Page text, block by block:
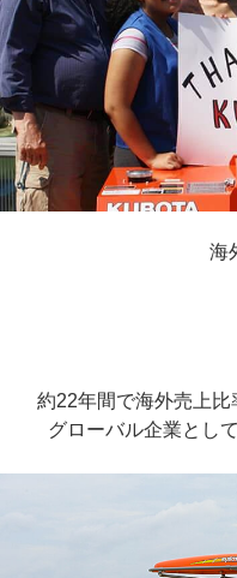
海
約22年間で海外売上比
グローバル企業とし